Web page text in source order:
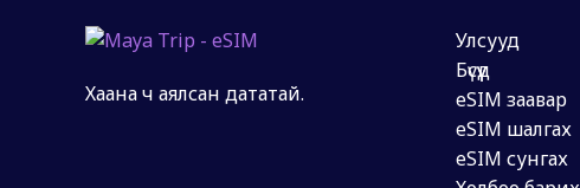
Хаана ч аялсан дататай.
Улсууд
Бүсүүд
eSIM заавар
eSIM шалгах
eSIM сунгах